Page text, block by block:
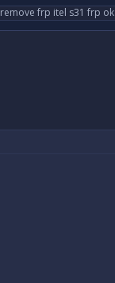
remove frp itel s31 frp ok